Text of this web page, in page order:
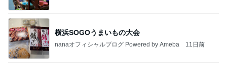
横浜SOGOうまいもの大会
nanaオフィシャルブログ Powered by Ameba 11日前